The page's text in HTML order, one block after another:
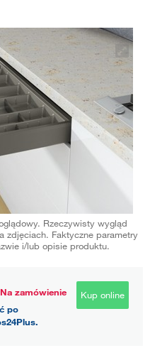
Rzeczywisty wygląd
zdjęciach. Faktyczne parametry
i/lub opisie produktu.
Na zamówienie
po
Kup online